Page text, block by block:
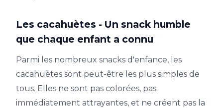
Les cacahuètes - Un snack humble
que chaque enfant a connu
Parmi les nombreux snacks d'enfance, les
cacahuètes sont peut-être les plus simples de
tous. Elles ne sont pas colorées, pas
immédiatement attrayantes, et ne créent pas la